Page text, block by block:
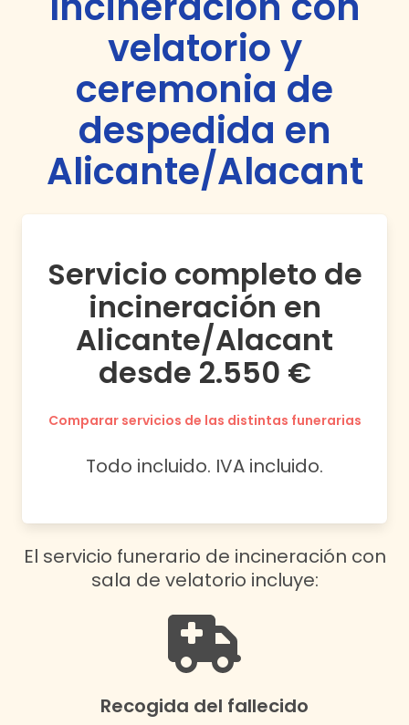
velatorio y
ceremonia de
despedida en
Alicante/Alacant
Servicio completo de
incineración en
Alicante/Alacant
desde 2.550 €
Comparar servicios de las distintas funerarias
Todo incluido. IVA incluido.
El servicio funerario de incineración con
sala de velatorio incluye:
Recogida del fallecido